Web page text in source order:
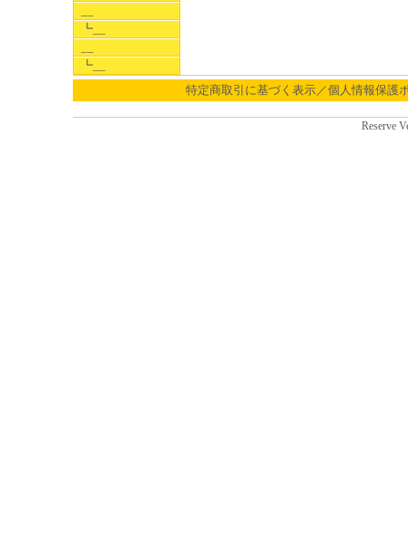
┗__
┗__
特定商取引に基づく表示／個人情報保護
Reserve